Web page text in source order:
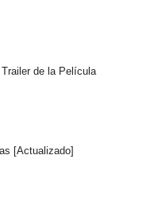
de la Película
[Actualizado]